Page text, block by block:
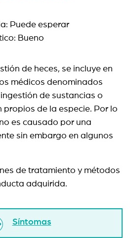
Puede esperar
Bueno
de heces, se incluye en
médicos denominados
de sustancias o
propios de la especie. Por lo
es causado por una
sin embargo en algunos
de tratamiento y métodos
adquirida.
Síntomas